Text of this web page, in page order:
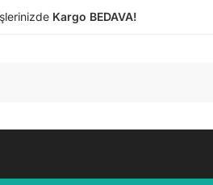
Kargo BEDAVA!